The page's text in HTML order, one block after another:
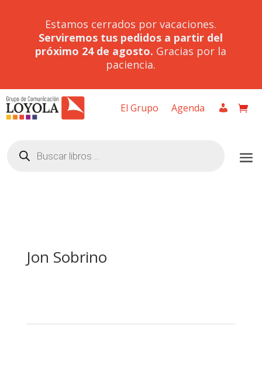
Estamos cerrados por vacaciones.
Serviremos tus pedidos a partir del
próximo 24 de agosto. Gracias por la
paciencia.
El Grupo Agenda
productos
Jon Sobrino